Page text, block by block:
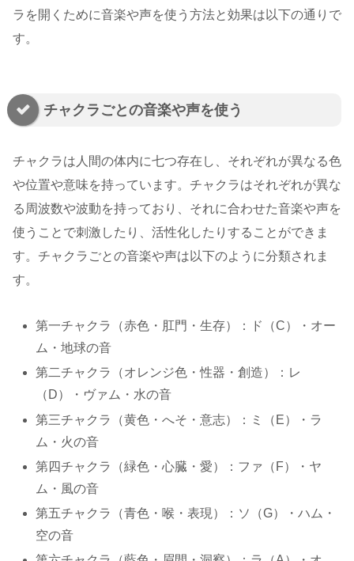
ラを開くために音楽や声を使う方法と効果は以下の通りで
す。
チャクラごとの音楽や声を使う
チャクラは人間の体内に七つ存在し、それぞれが異なる色
や位置や意味を持っています。チャクラはそれぞれが異な
る周波数や波動を持っており、それに合わせた音楽や声を
使うことで刺激したり、活性化したりすることができま
す。チャクラごとの音楽や声は以下のように分類されま
す。
第一チャクラ（赤色・肛門・生存）：ド（C）・オー
ム・地球の音
第二チャクラ（オレンジ色・性器・創造）：レ
（D）・ヴァム・水の音
第三チャクラ（黄色・へそ・意志）：ミ（E）・ラ
ム・火の音
第四チャクラ（緑色・心臓・愛）：ファ（F）・ヤ
ム・風の音
第五チャクラ（青色・喉・表現）：ソ（G）・ハム・
空の音